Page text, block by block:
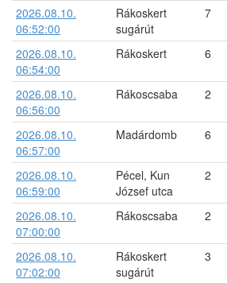
2026.08.10.
06:52:00
Rákoskert
sugárút
7
2026.08.10.
06:54:00
Rákoskert 6
2026.08.10.
06:56:00
Rákoscsaba 2
2026.08.10.
06:57:00
Madárdomb 6
2026.08.10.
06:59:00
Pécel, Kun
József utca
2
2026.08.10.
07:00:00
Rákoscsaba 2
2026.08.10.
07:02:00
Rákoskert
sugárút
3